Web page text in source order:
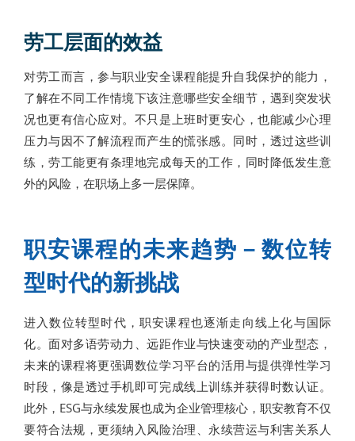
劳工层面的效益
对劳工而言，参与职业安全课程能提升自我保护的能力，
了解在不同工作情境下该注意哪些安全细节，遇到突发状
况也更有信心应对。不只是上班时更安心，也能减少心理
压力与因不了解流程而产生的慌张感。同时，透过这些训
练，劳工能更有条理地完成每天的工作，同时降低发生意
外的风险，在职场上多一层保障。
职安课程的未来趋势－数位转
型时代的新挑战
进入数位转型时代，职安课程也逐渐走向线上化与国际
化。面对多语劳动力、远距作业与快速变动的产业型态，
未来的课程将更强调数位学习平台的活用与提供弹性学习
时段，像是透过手机即可完成线上训练并获得时数认证。
此外，ESG与永续发展也成为企业管理核心，职安教育不仅
要符合法规，更须纳入风险治理、永续营运与利害关系人